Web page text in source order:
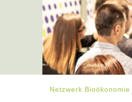
Netzwerk Bioökonomie